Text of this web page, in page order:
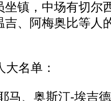
镇，中场有切尔
、阿梅奥比等人
名单：
、奥斯汀-埃吉德